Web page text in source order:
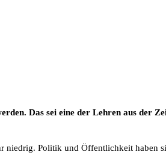
Das sei eine der Lehren aus der
niedrig. Politik und Öffentlichkeit